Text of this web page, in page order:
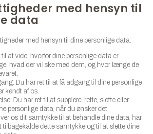
med hensyn til
data
med hensyn til dine personlige data:
til at vide, hvorfor dine personlige data er
hvad der vil ske med dem, og hvor længe de
Du har ret til at få adgang til dine personlige
kendt af os.
Du har ret til at supplere, rette, slette eller
personlige data, når du ønsker det.
os dit samtykke til at behandle dine data, har
tilbagekalde dette samtykke og til at slette dine